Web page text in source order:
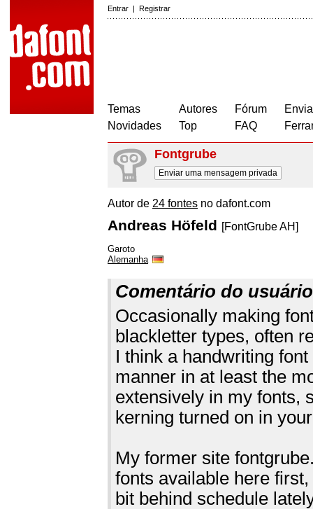
Entrar | Registrar
Temas
Novidades
Autores
Top
Fórum
FAQ
Fontgrube
Enviar uma mensagem privada
Autor de 24 fontes no dafont.com
Andreas Höfeld [FontGrube AH]
Garoto
Alemanha
Comentário do usuário
Occasionally making
blackletter types, often
I think a handwriting
manner in at least the
extensively in my fonts,
kerning turned on in
My former site
fonts available here
bit behind schedule